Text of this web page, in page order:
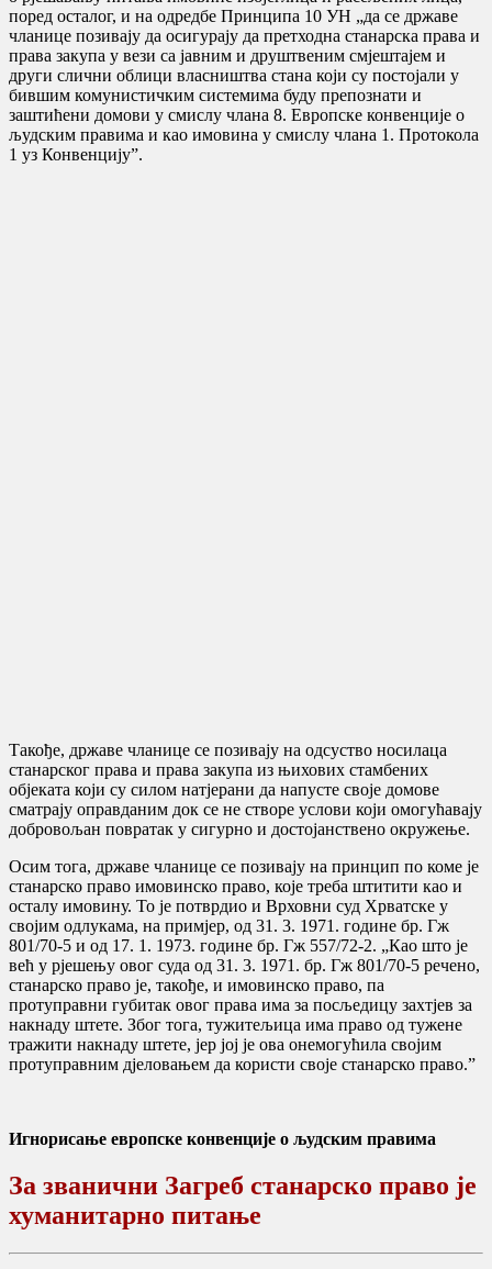
поред осталог, и на одредбе Принципа 10 УН „да се државе
чланице позивају да осигурају да претходна станарска права и
права закупа у вези са јавним и друштвеним смјештајем и
други слични облици власништва стана који су постојали у
бившим комунистичким системима буду препознати и
заштићени домови у смислу члана 8. Европске конвенције о
људским правима и као имовина у смислу члана 1. Протокола
1 уз Конвенцију”.
Такође, државе чланице се позивају на одсуство носилаца
станарског права и права закупа из њихових стамбених
објеката који су силом натјерани да напусте своје домове
сматрају оправданим док се не створе услови који омогућавају
добровољан повратак у сигурно и достојанствено окружење.
Осим тога, државе чланице се позивају на принцип по коме је
станарско право имовинско право, које треба штитити као и
осталу имовину. То је потврдио и Врховни суд Хрватске у
својим одлукама, на примјер, од 31. 3. 1971. године бр. Гж
801/70-5 и од 17. 1. 1973. године бр. Гж 557/72-2. „Као што је
већ у рјешењу овог суда од 31. 3. 1971. бр. Гж 801/70-5 речено,
станарско право је, такође, и имовинско право, па
протуправни губитак овог права има за посљедицу захтјев за
накнаду штете. Због тога, тужитељица има право од тужене
тражити накнаду штете, јер јој је ова онемогућила својим
протуправним дјеловањем да користи своје станарско право.”
Игнорисање европске конвенције о људским правима
За званични Загреб станарско право је
хуманитарно питање